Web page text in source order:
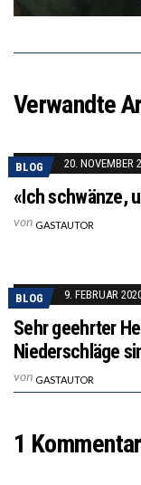
Verwandte
BLOG 20. NOVEMBER
«Ich schwänze,
von GASTAUTOR
BLOG 9. FEBRUAR
Sehr geehrter
Niederschläge
von GASTAUTOR
1 Kommentar